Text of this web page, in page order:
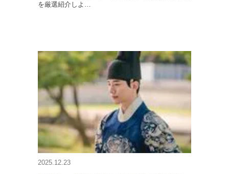
を厳選紹介しよ…
2025.12.23